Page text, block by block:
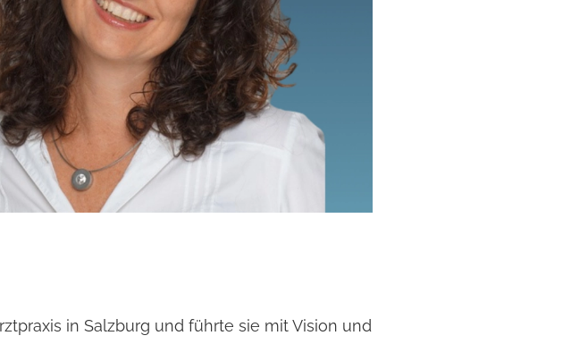
in Salzburg und führte sie mit Vision und